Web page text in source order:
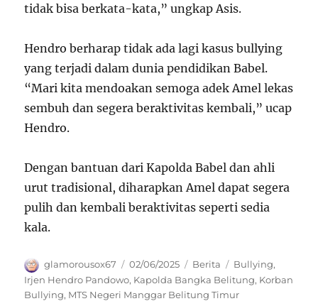
tidak bisa berkata-kata,” ungkap Asis.
Hendro berharap tidak ada lagi kasus bullying
yang terjadi dalam dunia pendidikan Babel.
“Mari kita mendoakan semoga adek Amel lekas
sembuh dan segera beraktivitas kembali,” ucap
Hendro.
Dengan bantuan dari Kapolda Babel dan ahli
urut tradisional, diharapkan Amel dapat segera
pulih dan kembali beraktivitas seperti sedia
kala.
Author
glamorousox67
Posted
on
02/06/2025 Categories
Berita Tags
Bullying,
Irjen Hendro Pandowo, Kapolda Bangka Belitung, Korban
Bullying, MTS Negeri Manggar Belitung Timur